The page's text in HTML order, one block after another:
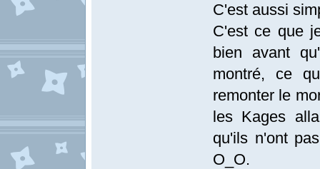
C'est aussi
C'est ce que
bien avant
montré, ce
remonter le
les Kages
qu'ils n'ont
O_O.